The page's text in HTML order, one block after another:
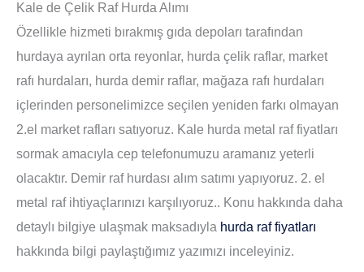
Kale de Çelik Raf Hurda Alımı
Özellikle hizmeti bırakmış gıda depoları tarafından
hurdaya ayrılan orta reyonlar, hurda çelik raflar, market
rafı hurdaları, hurda demir raflar, mağaza rafı hurdaları
içlerinden personelimizce seçilen yeniden farkı olmayan
2.el market rafları satıyoruz. Kale hurda metal raf fiyatları
sormak amacıyla cep telefonumuzu aramanız yeterli
olacaktır. Demir raf hurdası alım satımı yapıyoruz. 2. el
metal raf ihtiyaçlarınızı karşılıyoruz.. Konu hakkında daha
detaylı bilgiye ulaşmak maksadıyla hurda raf fiyatları
hakkında bilgi paylaştığımız yazımızı inceleyiniz.